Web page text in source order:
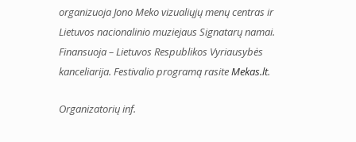
organizuoja Jono Meko vizualiųjų menų centras ir
Lietuvos nacionalinio muziejaus Signatarų namai.
Finansuoja – Lietuvos Respublikos Vyriausybės
kanceliarija. Festivalio programą rasiteMekas.lt.
Organizatorių inf.